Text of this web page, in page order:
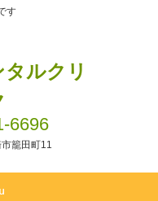
ルクリ
す
6696
籠田町11